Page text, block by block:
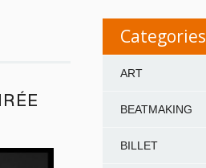
Categories
ART
BEATMAKING
BILLET